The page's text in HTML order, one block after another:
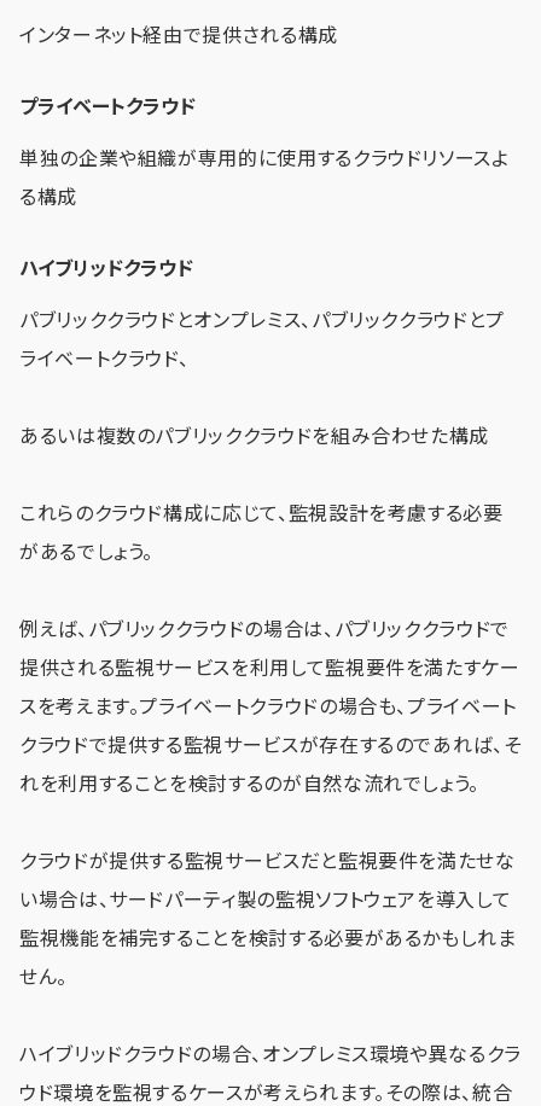
インターネット経由で提供される構成
プライベートクラウド
単独の企業や組織が専用的に使用するクラウドリソースよ
る構成
ハイブリッドクラウド
パブリッククラウドとオンプレミス、パブリッククラウドとプ
ライベートクラウド、
あるいは複数のパブリッククラウドを組み合わせた構成
これらのクラウド構成に応じて、監視設計を考慮する必要
があるでしょう。
例えば、パブリッククラウドの場合は、パブリッククラウドで
提供される監視サービスを利用して監視要件を満たすケー
スを考えます。プライベートクラウドの場合も、プライベート
クラウドで提供する監視サービスが存在するのであれば、そ
れを利用することを検討するのが自然な流れでしょう。
クラウドが提供する監視サービスだと監視要件を満たせな
い場合は、サードパーティ製の監視ソフトウェアを導入して
監視機能を補完することを検討する必要があるかもしれま
せん。
ハイブリッドクラウドの場合、オンプレミス環境や異なるクラ
ウド環境を監視するケースが考えられます。その際は、統合